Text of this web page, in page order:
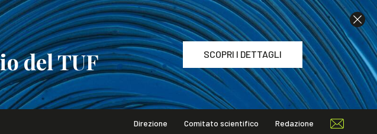
del TUF SCOPRI I DETTAGLI
Direzione Comitato scientifico Redazione